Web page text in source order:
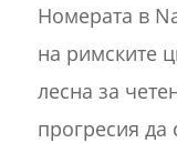
Номерата в
на римските
лесна за
прогресия да